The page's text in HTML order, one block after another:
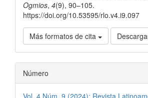
Ogmios, 4(9), 90–105.
https://doi.org/10.53595/rlo.v4.i9.097
Más formatos de cita
Número